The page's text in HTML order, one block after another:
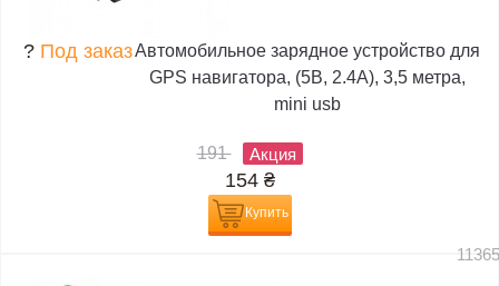
? Под заказАвтомобильное зарядное устройство для
GPS навигатора, (5В, 2.4А), 3,5 метра,
mini usb
191 Акция
154 ₴
Купить